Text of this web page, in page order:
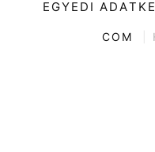
EGYEDI
COM